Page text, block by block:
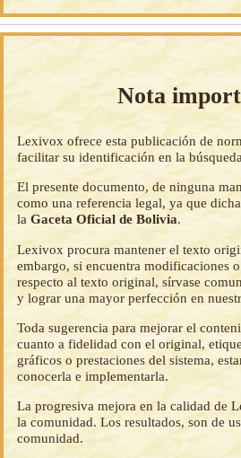
Nota
Lexivox ofrece esta publicación de
facilitar su identificación en la
El presente documento, de ninguna
como una referencia legal, ya que
laGaceta Oficial de Bolivia.
Lexivox procura mantener el texto
embargo, si encuentra modificaciones
respecto al texto original, sírvase
y lograr una mayor perfección en
Toda sugerencia para mejorar el
cuanto a fidelidad con el original,
gráficos o prestaciones del sistema,
conocerla e implementarla.
La progresiva mejora en la calidad de
la comunidad. Los resultados, son de
comunidad.